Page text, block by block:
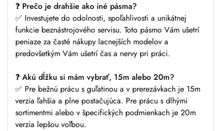
❓ Prečo je drahšie ako iné pásma?
✅ Investujete do odolnosti, spoľahlivosti a unikátnej
funkcie beznástrojového servisu. Toto pásmo Vám ušetrí
peniaze za časté nákupy lacnejších modelov a
predovšetkým Vám ušetrí čas a nervy pri práci.
❓ Akú dĺžku si mám vybrať, 15m alebo 20m?
✅ Pre bežnú prácu s guľatinou a v prerezávkach je 15m
verzia ľahšia a plne postačujúca. Pre prácu s dlhými
sortimentmi alebo v špecifických podmienkach je 20m
verzia lepšou voľbou.